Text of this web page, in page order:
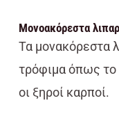
Μονοακόρεστα
Τα μονακόρεστα
τρόφιμα όπως το
οι ξηροί καρποί.